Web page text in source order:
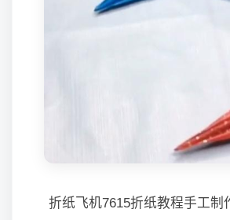
折纸飞机7615折纸教程手工制